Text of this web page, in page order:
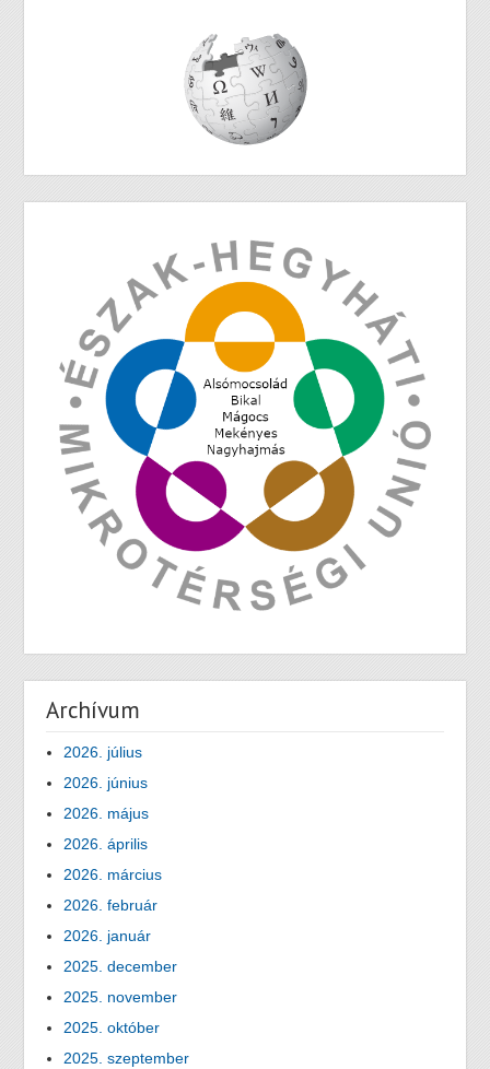
Archívum
2026. július
2026. június
2026. május
2026. április
2026. március
2026. február
2026. január
2025. december
2025. november
2025. október
2025. szeptember